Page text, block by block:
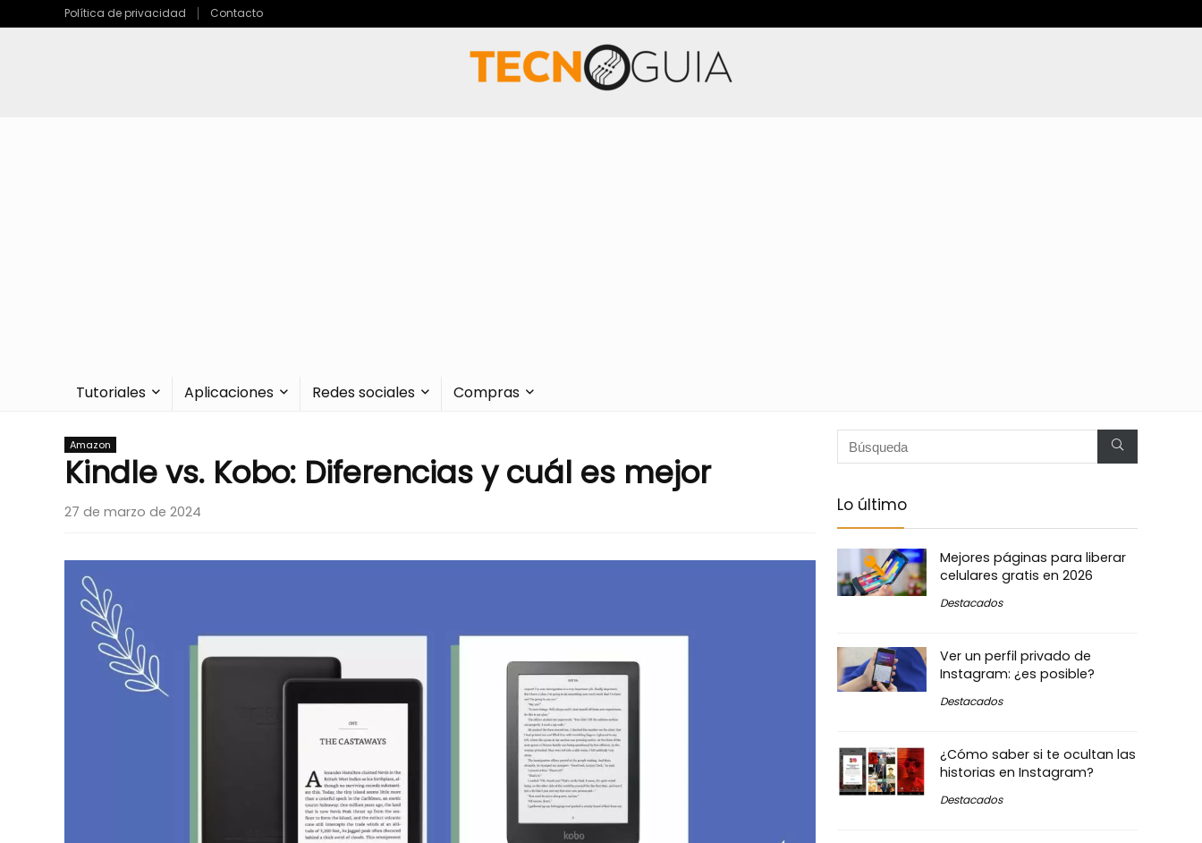
Política de privacidad Contacto
Tutoriales Aplicaciones Redes sociales Compras
Amazon
Kindle vs. Kobo: Diferencias y cuál es mejor
27 de marzo de 2024 Lo último
Mejores páginas para liberar
celulares gratis en 2026
Destacados
Ver un perfil privado de
Instagram: ¿es posible?
Destacados
¿Cómo saber si te ocultan las
historias en Instagram?
Destacados